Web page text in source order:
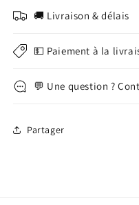
🚚 Livraison & délais
💵 Paiement à la
💬 Une question ?
Partager